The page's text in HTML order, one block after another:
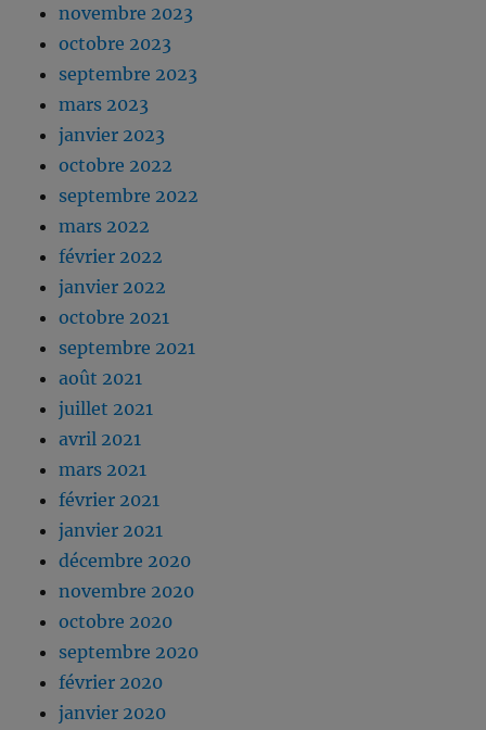
novembre 2023
octobre 2023
septembre 2023
mars 2023
janvier 2023
octobre 2022
septembre 2022
mars 2022
février 2022
janvier 2022
octobre 2021
septembre 2021
août 2021
juillet 2021
avril 2021
mars 2021
février 2021
janvier 2021
décembre 2020
novembre 2020
octobre 2020
septembre 2020
février 2020
janvier 2020